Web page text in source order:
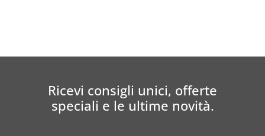
Ricevi consigli unici, offerte
speciali e le ultime novità.